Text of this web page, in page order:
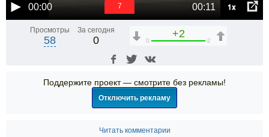
00:00 00:11 1x
6
Просмотры
58
За сегодня
0
+2
0 2
Поддержите проект — смотрите без рекламы!
Отключить рекламу
Читать комментарии